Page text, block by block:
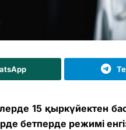
15 қыркүйектен
бетперде режимі